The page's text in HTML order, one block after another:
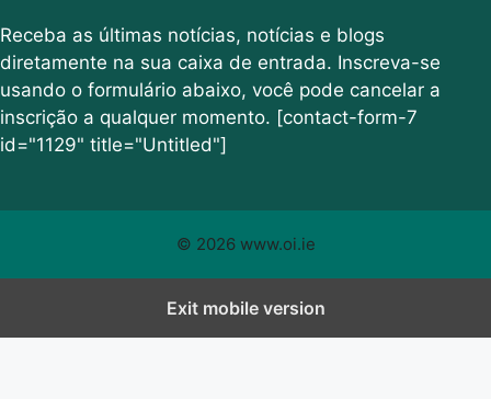
Receba as últimas notícias, notícias e blogs
diretamente na sua caixa de entrada. Inscreva-se
usando o formulário abaixo, você pode cancelar a
inscrição a qualquer momento. [contact-form-7
id="1129" title="Untitled"]
© 2026 www.oi.ie
Exit mobile version